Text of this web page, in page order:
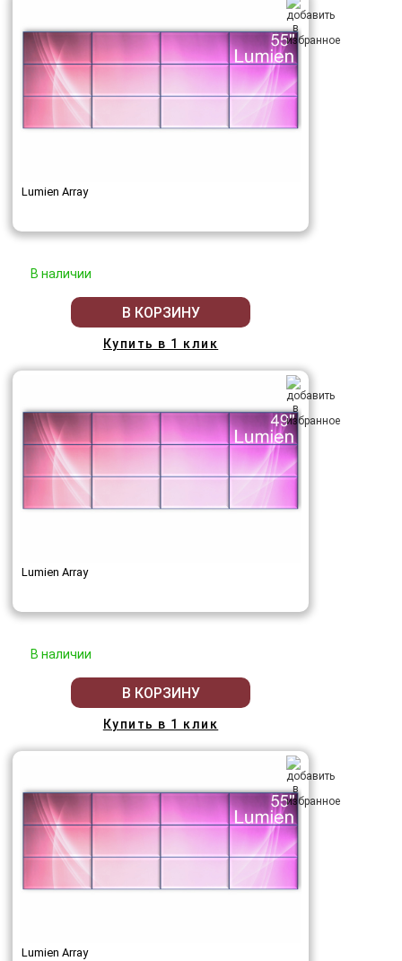
Lumien Array
В наличии
В КОРЗИНУ
Купить в 1 клик
Lumien Array
В наличии
В КОРЗИНУ
Купить в 1 клик
Lumien Array